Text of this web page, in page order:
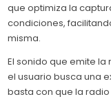
que optimiza la
condiciones,
misma.
El sonido que emite
el usuario busca una
basta con que la